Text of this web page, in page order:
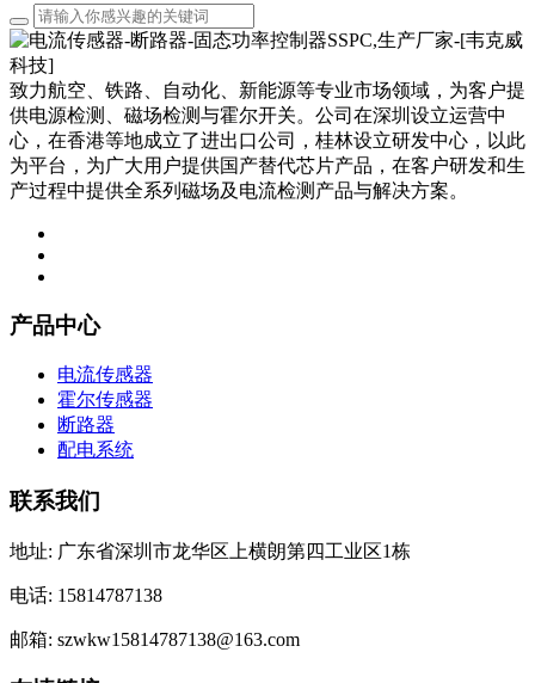
致力航空、铁路、自动化、新能源等专业市场领域，为客户提
供电源检测、磁场检测与霍尔开关。公司在深圳设立运营中
心，在香港等地成立了进出口公司，桂林设立研发中心，以此
为平台，为广大用户提供国产替代芯片产品，在客户研发和生
产过程中提供全系列磁场及电流检测产品与解决方案。
产品中心
电流传感器
霍尔传感器
断路器
配电系统
联系我们
地址: 广东省深圳市龙华区上横朗第四工业区1栋
电话: 15814787138
邮箱: szwkw15814787138@163.com